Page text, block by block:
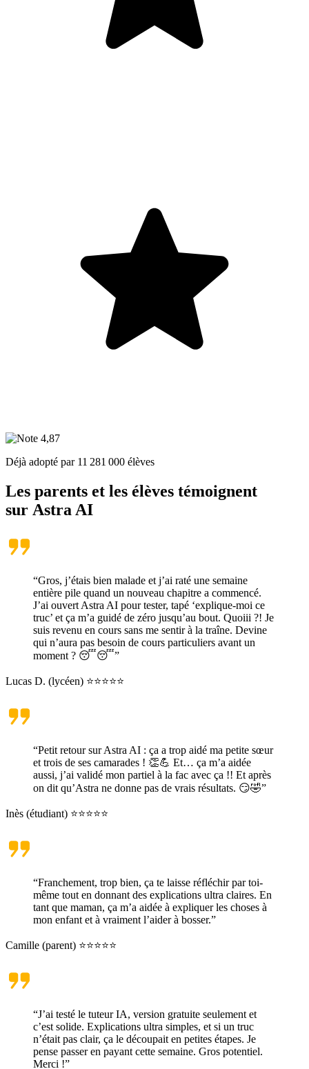
Déjà adopté par 11 281 000 élèves
Les parents et les élèves témoignent
sur Astra AI
“Gros, j’étais bien malade et j’ai raté une semaine
entière pile quand un nouveau chapitre a commencé.
J’ai ouvert Astra AI pour tester, tapé ‘explique-moi ce
truc’ et ça m’a guidé de zéro jusqu’au bout. Quoiii ?! Je
suis revenu en cours sans me sentir à la traîne. Devine
qui n’aura pas besoin de cours particuliers avant un
moment ? 😴😴”
Lucas D. (lycéen) ⭐⭐⭐⭐⭐
“Petit retour sur Astra AI : ça a trop aidé ma petite sœur
et trois de ses camarades ! 👏💪 Et… ça m’a aidée
aussi, j’ai validé mon partiel à la fac avec ça !! Et après
on dit qu’Astra ne donne pas de vrais résultats. 😏🤣”
Inès (étudiant) ⭐⭐⭐⭐⭐
“Franchement, trop bien, ça te laisse réfléchir par toi-
même tout en donnant des explications ultra claires. En
tant que maman, ça m’a aidée à expliquer les choses à
mon enfant et à vraiment l’aider à bosser.”
Camille (parent) ⭐⭐⭐⭐⭐
“J’ai testé le tuteur IA, version gratuite seulement et
c’est solide. Explications ultra simples, et si un truc
n’était pas clair, ça le découpait en petites étapes. Je
pense passer en payant cette semaine. Gros potentiel.
Merci !”